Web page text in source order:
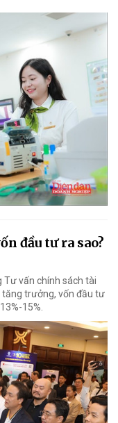
đầu tư ra sao?
Tư vấn chính sách tài
tăng trưởng, vốn đầu tư
15%.